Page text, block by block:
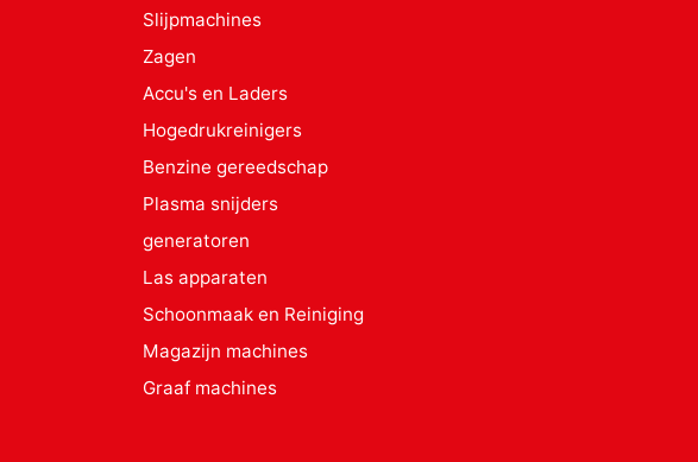
Slijpmachines
Zagen
Accu's en Laders
Hogedrukreinigers
Benzine gereedschap
Plasma snijders
generatoren
Las apparaten
Schoonmaak en Reiniging
Magazijn machines
Graaf machines